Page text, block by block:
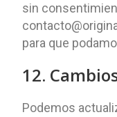
sin
para que
12.
Podemos